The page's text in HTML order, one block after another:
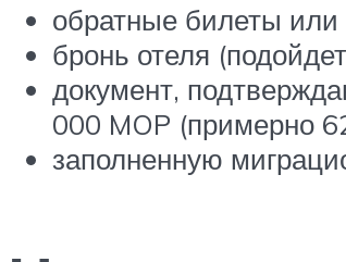
обратные билеты или
бронь отеля
документ,
000 MOP (примерно
заполненную